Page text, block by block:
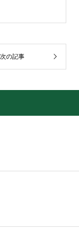
次の記事